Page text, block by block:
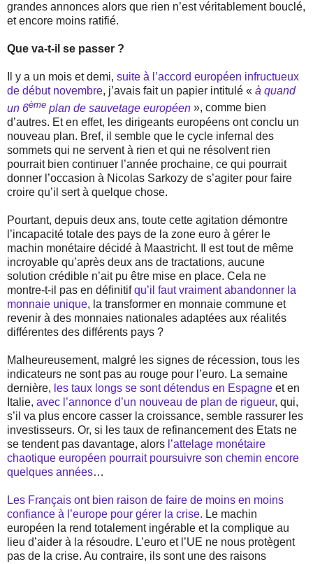
grandes annonces alors que rien n’est véritablement bouclé,
et encore moins ratifié.
Que va-t-il se passer ?
Il y a un mois et demi, suite à l’accord européen infructueux
de début novembre, j’avais fait un papier intitulé « à quand
un 6ème plan de sauvetage européen », comme bien
d’autres. Et en effet, les dirigeants européens ont conclu un
nouveau plan. Bref, il semble que le cycle infernal des
sommets qui ne servent à rien et qui ne résolvent rien
pourrait bien continuer l’année prochaine, ce qui pourrait
donner l’occasion à Nicolas Sarkozy de s’agiter pour faire
croire qu’il sert à quelque chose.
Pourtant, depuis deux ans, toute cette agitation démontre
l’incapacité totale des pays de la zone euro à gérer le
machin monétaire décidé à Maastricht. Il est tout de même
incroyable qu’après deux ans de tractations, aucune
solution crédible n’ait pu être mise en place. Cela ne
montre-t-il pas en définitifqu’il faut vraiment abandonner la
monnaie unique, la transformer en monnaie commune et
revenir à des monnaies nationales adaptées aux réalités
différentes des différents pays ?
Malheureusement, malgré les signes de récession, tous les
indicateurs ne sont pas au rouge pour l’euro. La semaine
dernière, les taux longs se sont détendus en Espagne et en
Italie, avec l’annonce d’un nouveau de plan de rigueur, qui,
s’il va plus encore casser la croissance, semble rassurer les
investisseurs. Or, si les taux de refinancement des Etats ne
se tendent pas davantage, alors l’attelage monétaire
chaotique européen pourrait poursuivre son chemin encore
quelques années…
Les Français ont bien raison de faire de moins en moins
confiance à l’europe pour gérer la crise. Le machin
européen la rend totalement ingérable et la complique au
lieu d’aider à la résoudre. L’euro et l’UE ne nous protègent
pas de la crise. Au contraire, ils sont une des raisons